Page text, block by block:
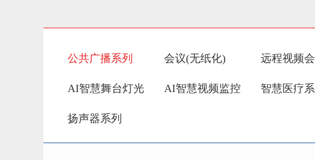
公共广播系列 会议(无纸化) 远程视频
AI智慧舞台灯光 AI智慧视频监控 智慧医疗系
扬声器系列